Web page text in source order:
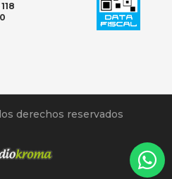

derechos reservados